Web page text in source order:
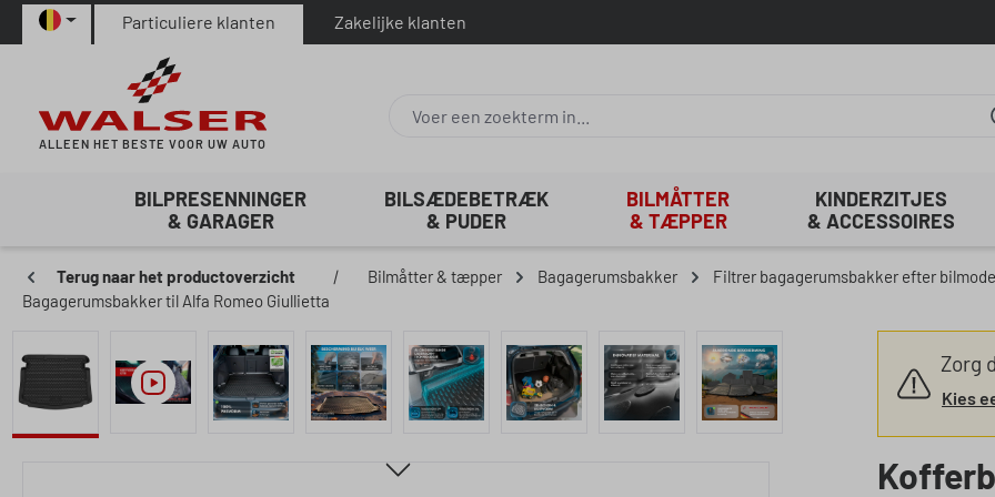
de hoofdinhoud
Ga naar de zoekopdracht
Ga naar de hoofdnavigatie
Particuliere klanten Zakelijke klanten
ALLEEN HET BESTE VOOR UW AUTO
BILPRESENNINGER
& GARAGER
BILSÆDEBETRÆK
& PUDER
BILMÅTTER
& TÆPPER
KINDERZITJES
& ACCESSOIRES
Terug naar het productoverzicht | Bilmåtter & tæpper Bagagerumsbakker
Filtrer bagagerumsbakker efter
Bagagerumsbakker til Alfa Romeo Giullietta
Afbeeldingengalerij overslaan
Zorg
Kies